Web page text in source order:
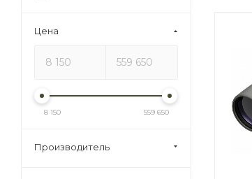
Цена
8 150 559 650
Производитель